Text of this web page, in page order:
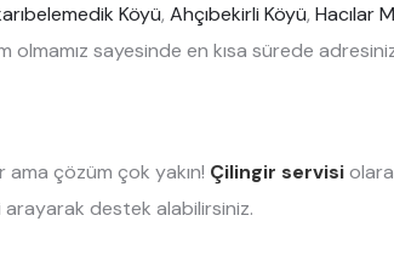
Köyü, Ahçıbekirli Köyü, Hacılar
olmamız sayesinde en kısa sürede
ama çözüm çok yakın! Çilingir servisi
arayarak destek alabilirsiniz.